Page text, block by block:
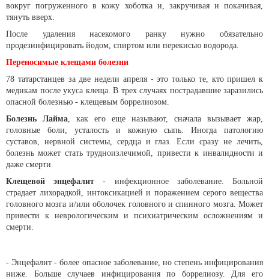
вокруг погруженного в кожу хоботка и, закручивая и покачивая,
тянуть вверх.
После удаления насекомого ранку нужно обязательно
продезинфицировать йодом, спиртом или перекисью водорода.
Переносимые клещами болезни
78 татарстанцев за две недели апреля - это только те, кто пришел к
медикам после укуса клеща. В трех случаях пострадавшие заразились
опасной болезнью - клещевым боррелиозом.
Болезнь Лайма , как его еще называют, сначала вызывает жар,
головные боли, усталость и кожную сыпь. Иногда патологию
суставов, нервной системы, сердца и глаз. Если сразу не лечить,
болезнь может стать трудноизлечимой, привести к инвалидности и
даже смерти.
Клещевой энцефалит - инфекционное заболевание. Больной
страдает лихорадкой, интоксикацией и поражением серого вещества
головного мозга и/или оболочек головного и спинного мозга. Может
привести к неврологическим и психиатрическим осложнениям и
смерти.
- Энцефалит - более опасное заболевание, но степень инфицирования
ниже. Больше случаев инфицирования по боррелиозу. Для его